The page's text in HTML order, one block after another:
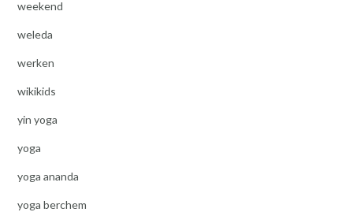
weekend
weleda
werken
wikikids
yin yoga
yoga
yoga ananda
yoga berchem